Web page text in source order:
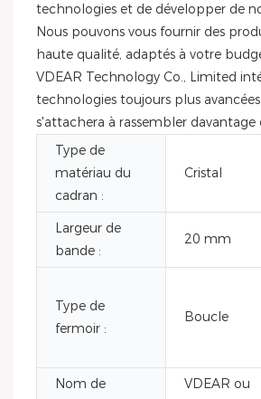
technologies et de développer de
Nous pouvons vous fournir des
haute qualité, adaptés à votre
VDEAR Technology Co., Limited
technologies toujours plus
s'attachera à rassembler davantage
Type de
matériau du
cadran :
Cristal
Largeur de
bande :
20 mm
Type de
fermoir :
Boucle
Nom de
VDEAR ou